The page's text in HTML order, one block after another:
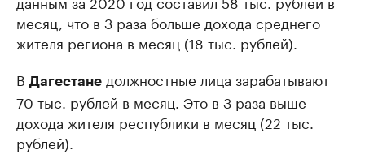
месяц, что в 3 раза больше дохода среднего
жителя региона в месяц (18 тыс. рублей).
В Дагестане должностные лица зарабатывают
70 тыс. рублей в месяц. Это в 3 раза выше
дохода жителя республики в месяц (22 тыс.
рублей).